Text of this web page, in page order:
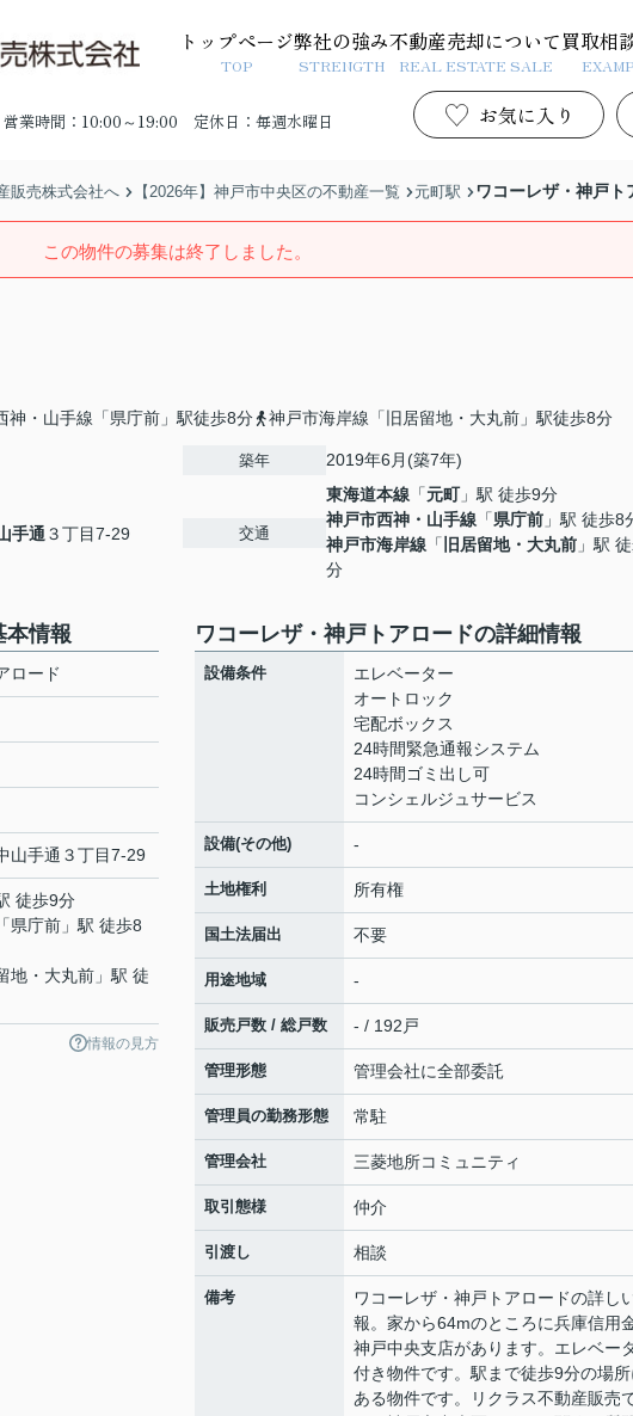
トップページ
TOP
弊社の強み
STRENGTH
不動産売却について
REAL ESTATE SALE
買取相
営業時間：10:00～19:00 定休日：毎週水曜日 お気に入り
販売株式会社へ 【2026年】神戸市中央区の不動産一覧 元町駅 ワコーレザ・神戸ト
この物件の募集は終了しました。
神・山手線「県庁前」駅徒歩8分 神戸市海岸線「旧居留地・大丸前」駅徒歩8分
手通 ３丁目7-29
築年 2019年6月(築7年)
交通
東海道本線 「元町」駅 徒歩9分
神戸市西神・山手線 「県庁前 」駅 徒歩8
神戸市海岸線 「 旧居留地・大丸前 」駅
分
本情報
ロード
山手通 ３丁目7-29
徒歩9分
「県庁前 」駅 徒歩8
地・大丸前 」駅 徒
情報の見方
ワコーレザ・神戸トアロードの詳細情報
設備条件
エレベーター
オートロック
宅配ボックス
24時間緊急通報システム
24時間ゴミ出し可
コンシェルジュサービス
設備(その他) -
土地権利 所有権
国土法届出 不要
用途地域 -
販売戸数 / 総戸数 - / 192戸
管理形態 管理会社に全部委託
管理員の勤務形態 常駐
管理会社 三菱地所コミュニティ
取引態様 仲介
引渡し 相談
備考
ワコーレザ・神戸トアロードの詳し
報。家から64mのところに兵庫信用
神戸中央支店があります。エレベー
付き物件です。駅まで徒歩9分の場
ある物件です。リクラス不動産販売